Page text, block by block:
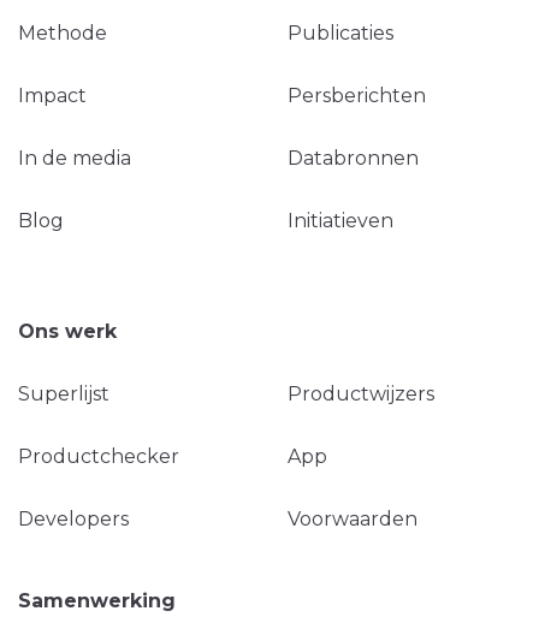
Methode Publicaties
Impact Persberichten
In de media Databronnen
Blog Initiatieven
Ons werk
Superlijst Productwijzers
Productchecker App
Developers Voorwaarden
Samenwerking